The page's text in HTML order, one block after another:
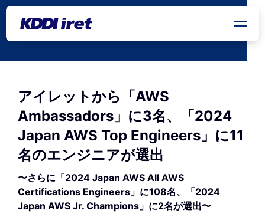
メインコンテンツにスキップ
アイレットから「AWS
Ambassadors」に3名、「2024
Japan AWS Top Engineers」に11
名のエンジニアが選出
〜さらに「2024 Japan AWS All AWS
Certifications Engineers」に108名、「2024
Japan AWS Jr. Champions」に2名が選出〜